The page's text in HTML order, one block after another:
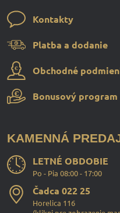
Kontakty
Platba a dodanie
Obchodné
Bonusový
KAMENNÁ
LETNÉ OBDOBIE
Po - Pia 08:00 - 17:00
Čadca 022 25
Horelica 116